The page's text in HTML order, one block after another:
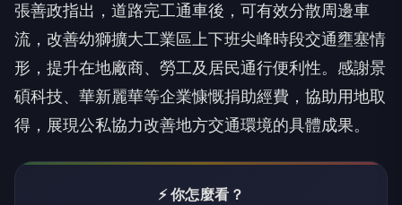
張善政指出，道路完工通車後，可有效分散周邊車
流，改善幼獅擴大工業區上下班尖峰時段交通壅塞情
形，提升在地廠商、勞工及居民通行便利性。感謝景
碩科技、華新麗華等企業慷慨捐助經費，協助用地取
得，展現公私協力改善地方交通環境的具體成果。
⚡ 你怎麼看？